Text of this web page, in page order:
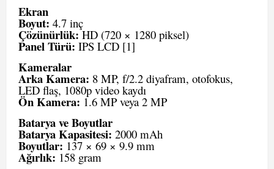
Ekran
Boyut: 4.7 inç
Çözünürlük:HD (720 × 1280 piksel)
Panel Türü: IPS LCD [1]
Kameralar
Arka Kamera: 8 MP, f/2.2 diyafram, otofokus,
LED flaş, 1080p video kaydı
Ön Kamera: 1.6 MP veya 2 MP
Batarya ve Boyutlar
Batarya Kapasitesi: 2000 mAh
Boyutlar: 137 × 69 × 9.9 mm
Ağırlık: 158 gram